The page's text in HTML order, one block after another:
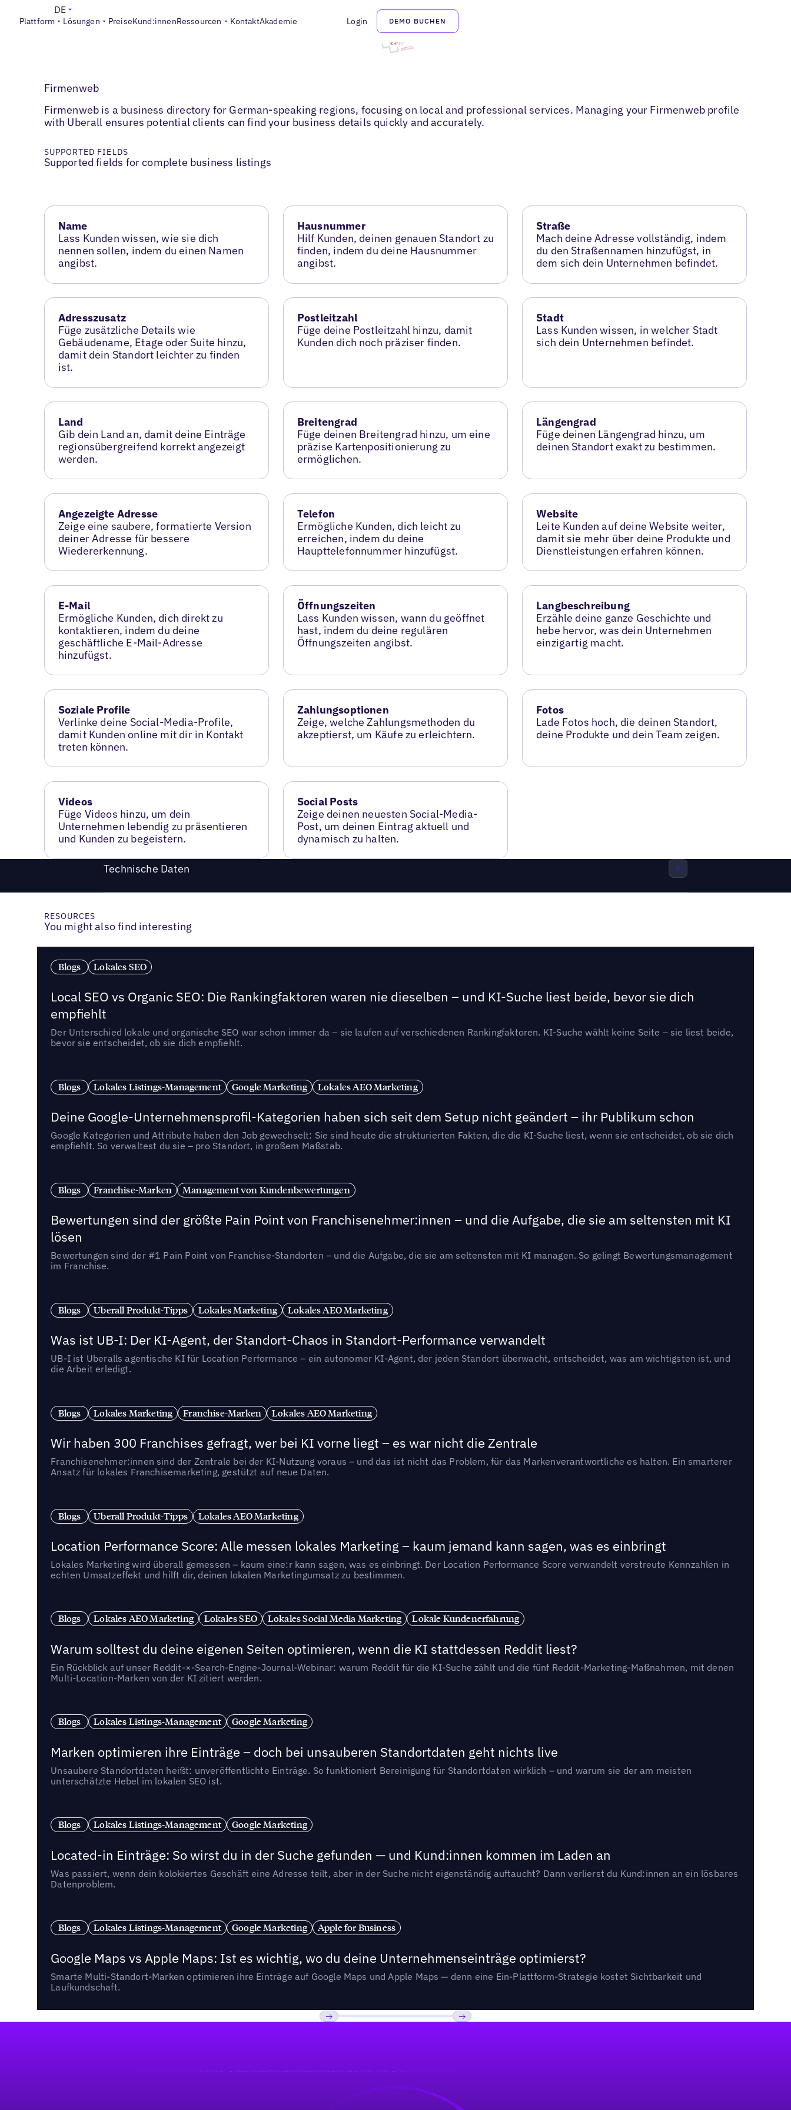
Plattform Lösungen PreiseKund:innenRessourcen KontaktAkademie Login DEMO BUCHEN
DE
Firmenweb
Firmenweb is a business directory for German-speaking regions, focusing on local and professional services. Managing your Firmenweb profile
with Uberall ensures potential clients can find your business details quickly and accurately.
SUPPORTED FIELDS
Supported fields for complete business listings
Name
Lass Kunden wissen, wie sie dich
nennen sollen, indem du einen Namen
angibst.
Hausnummer
Hilf Kunden, deinen genauen Standort zu
finden, indem du deine Hausnummer
angibst.
Straße
Mach deine Adresse vollständig, indem
du den Straßennamen hinzufügst, in
dem sich dein Unternehmen befindet.
Adresszusatz
Füge zusätzliche Details wie
Gebäudename, Etage oder Suite hinzu,
damit dein Standort leichter zu finden
ist.
Postleitzahl
Füge deine Postleitzahl hinzu, damit
Kunden dich noch präziser finden.
Stadt
Lass Kunden wissen, in welcher Stadt
sich dein Unternehmen befindet.
Land
Gib dein Land an, damit deine Einträge
regionsübergreifend korrekt angezeigt
werden.
Breitengrad
Füge deinen Breitengrad hinzu, um eine
präzise Kartenpositionierung zu
ermöglichen.
Längengrad
Füge deinen Längengrad hinzu, um
deinen Standort exakt zu bestimmen.
Angezeigte Adresse
Zeige eine saubere, formatierte Version
deiner Adresse für bessere
Wiedererkennung.
Telefon
Ermögliche Kunden, dich leicht zu
erreichen, indem du deine
Haupttelefonnummer hinzufügst.
Website
Leite Kunden auf deine Website weiter,
damit sie mehr über deine Produkte und
Dienstleistungen erfahren können.
E-Mail
Ermögliche Kunden, dich direkt zu
kontaktieren, indem du deine
geschäftliche E-Mail-Adresse
hinzufügst.
Öffnungszeiten
Lass Kunden wissen, wann du geöffnet
hast, indem du deine regulären
Öffnungszeiten angibst.
Langbeschreibung
Erzähle deine ganze Geschichte und
hebe hervor, was dein Unternehmen
einzigartig macht.
Soziale Profile
Verlinke deine Social-Media-Profile,
damit Kunden online mit dir in Kontakt
treten können.
Zahlungsoptionen
Zeige, welche Zahlungsmethoden du
akzeptierst, um Käufe zu erleichtern.
Fotos
Lade Fotos hoch, die deinen Standort,
deine Produkte und dein Team zeigen.
Videos
Füge Videos hinzu, um dein
Unternehmen lebendig zu präsentieren
und Kunden zu begeistern.
Social Posts
Zeige deinen neuesten Social-Media-
Post, um deinen Eintrag aktuell und
dynamisch zu halten.
Technische Daten
RESOURCES
You might also find interesting
Blogs Lokales SEO
Local SEO vs Organic SEO: Die Rankingfaktoren waren nie dieselben – und KI-Suche liest beide, bevor sie dich
empfiehlt
Der Unterschied lokale und organische SEO war schon immer da – sie laufen auf verschiedenen Rankingfaktoren. KI-Suche wählt keine Seite – sie liest beide,
bevor sie entscheidet, ob sie dich empfiehlt.
Blogs Lokales Listings-Management Google Marketing Lokales AEO Marketing
Deine Google-Unternehmensprofil-Kategorien haben sich seit dem Setup nicht geändert – ihr Publikum schon
Google Kategorien und Attribute haben den Job gewechselt: Sie sind heute die strukturierten Fakten, die die KI-Suche liest, wenn sie entscheidet, ob sie dich
empfiehlt. So verwaltest du sie – pro Standort, in großem Maßstab.
Blogs Franchise-Marken Management von Kundenbewertungen
Bewertungen sind der größte Pain Point von Franchisenehmer:innen – und die Aufgabe, die sie am seltensten mit KI
lösen
Bewertungen sind der #1 Pain Point von Franchise-Standorten – und die Aufgabe, die sie am seltensten mit KI managen. So gelingt Bewertungsmanagement
im Franchise.
Blogs Uberall Produkt-Tipps Lokales Marketing Lokales AEO Marketing
Was ist UB-I: Der KI-Agent, der Standort-Chaos in Standort-Performance verwandelt
UB-I ist Uberalls agentische KI für Location Performance – ein autonomer KI-Agent, der jeden Standort überwacht, entscheidet, was am wichtigsten ist, und
die Arbeit erledigt.
Blogs Lokales Marketing Franchise-Marken Lokales AEO Marketing
Wir haben 300 Franchises gefragt, wer bei KI vorne liegt – es war nicht die Zentrale
Franchisenehmer:innen sind der Zentrale bei der KI-Nutzung voraus – und das ist nicht das Problem, für das Markenverantwortliche es halten. Ein smarterer
Ansatz für lokales Franchisemarketing, gestützt auf neue Daten.
Blogs Uberall Produkt-Tipps Lokales AEO Marketing
Location Performance Score: Alle messen lokales Marketing – kaum jemand kann sagen, was es einbringt
Lokales Marketing wird überall gemessen – kaum eine:r kann sagen, was es einbringt. Der Location Performance Score verwandelt verstreute Kennzahlen in
echten Umsatzeffekt und hilft dir, deinen lokalen Marketingumsatz zu bestimmen.
Blogs Lokales AEO Marketing Lokales SEO Lokales Social Media Marketing Lokale Kundenerfahrung
Warum solltest du deine eigenen Seiten optimieren, wenn die KI stattdessen Reddit liest?
Ein Rückblick auf unser Reddit-×-Search-Engine-Journal-Webinar: warum Reddit für die KI-Suche zählt und die fünf Reddit-Marketing-Maßnahmen, mit denen
Multi-Location-Marken von der KI zitiert werden.
Blogs Lokales Listings-Management Google Marketing
Marken optimieren ihre Einträge – doch bei unsauberen Standortdaten geht nichts live
Unsaubere Standortdaten heißt: unveröffentlichte Einträge. So funktioniert Bereinigung für Standortdaten wirklich – und warum sie der am meisten
unterschätzte Hebel im lokalen SEO ist.
Blogs Lokales Listings-Management Google Marketing
Located-in Einträge: So wirst du in der Suche gefunden — und Kund:innen kommen im Laden an
Was passiert, wenn dein kolokiertes Geschäft eine Adresse teilt, aber in der Suche nicht eigenständig auftaucht? Dann verlierst du Kund:innen an ein lösbares
Datenproblem.
Blogs Lokales Listings-Management Google Marketing Apple for Business
Google Maps vs Apple Maps: Ist es wichtig, wo du deine Unternehmenseinträge optimierst?
Smarte Multi-Standort-Marken optimieren ihre Einträge auf Google Maps und Apple Maps — denn eine Ein-Plattform-Strategie kostet Sichtbarkeit und
Laufkundschaft.